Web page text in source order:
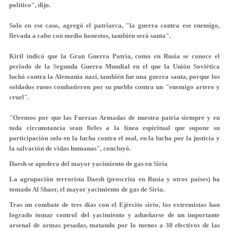
político", dijo.
Solo en ese caso, agregó el patriarca, "la guerra contra ese enemigo,
llevada a cabo con medio honestos, también será santa".
Kiril indicó que la Gran Guerra Patria, como en Rusia se conoce el
periodo de la Segunda Guerra Mundial en el que la Unión Soviética
luchó contra la Alemania nazi, también fue una guerra santa, porque los
soldados rusos combatieron por su pueblocontra un "enemigo artero y
cruel".
"Oremos por que las Fuerzas Armadas de nuestra patria siempre y en
toda circunstancia sean fieles a la línea espiritual que supone su
participación solo en la lucha contra el mal, en la lucha por la justicia y
la salvación de vidas humanas", concluyó.
Daesh se apodera del mayor yacimiento de gas en Siria
La agrupación terrorista Daesh (proscrita en Rusia y otros países) ha
tomado Al Shaer, el mayor yacimiento de gas de Siria.
Tras un combate de tres días con el Ejército sirio, los extremistas han
logrado tomar control del yacimiento y adueñarse de un importante
arsenal de armas pesadas, matando por lo menos a 30 efectivos de las